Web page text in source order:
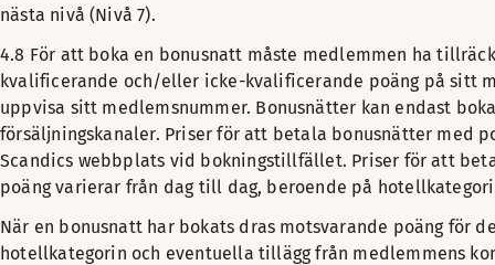
nästa nivå (Nivå 7).
4.8 För att boka en bonusnatt måste medlemmen ha
kvalificerande och/eller icke-kvalificerande poäng på sitt
uppvisa sitt medlemsnummer. Bonusnätter kan endast
försäljningskanaler. Priser för att betala bonusnätter med
Scandics webbplats vid bokningstillfället. Priser för att
poäng varierar från dag till dag, beroende på
När en bonusnatt har bokats dras motsvarande poäng för
hotellkategorin och eventuella tillägg från medlemmens